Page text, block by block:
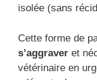
isolée (sans
Cette forme de
s’aggraver et
vétérinaire en